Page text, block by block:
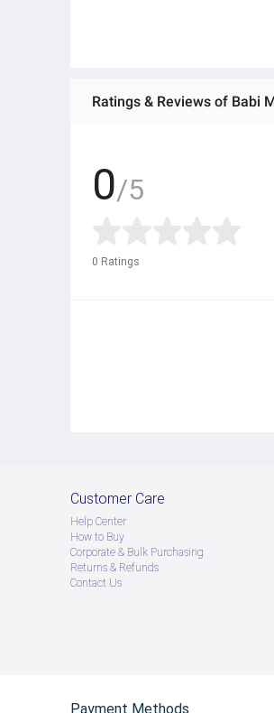
Ratings & Reviews of
0/5
0 Ratings
Customer Care
Help Center
How to Buy
Corporate & Bulk Purchasing
Returns & Refunds
Contact Us
Payment Methods